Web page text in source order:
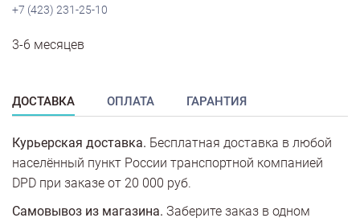
+7 (423) 231-25-10
3-6 месяцев
ДОСТАВКА ОПЛАТА ГАРАНТИЯ
Курьерская доставка. Бесплатная доставка в любой
населённый пункт России транспортной компанией
DPD при заказе от 20 000 руб.
Самовывоз из магазина. Заберите заказ в одном